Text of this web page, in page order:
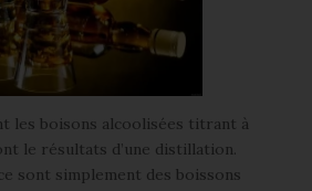
les boisons alcoolisées titrant à
le résultats d’une distillation.
sont simplement des boissons